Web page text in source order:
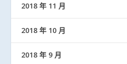
2018 年 11 月
2018 年 10 月
2018 年 9 月